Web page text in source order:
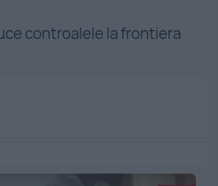
controalele la frontiera